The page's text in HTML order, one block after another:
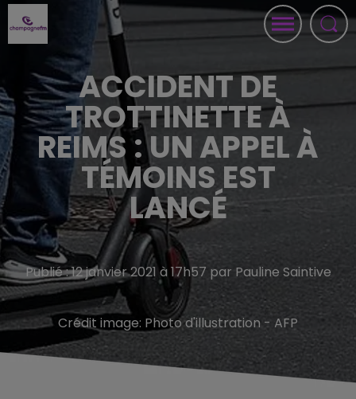
ACCIDENT DE
TROTTINETTE À
REIMS : UN APPEL À
TÉMOINS EST
LANCÉ
Publié : 12 janvier 2021 à 17h57 par Pauline Saintive
Crédit image: Photo d'illustration - AFP